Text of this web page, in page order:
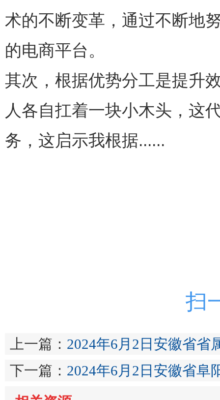
术的不断变革，通过不断地
的电商平台。
其次，根据优势分工是提升
人各自扛着一块小木头，这
务，这启示我根据......
扫
上一篇： 2024年6月2日安徽省省
下一篇： 2024年6月2日安徽省阜